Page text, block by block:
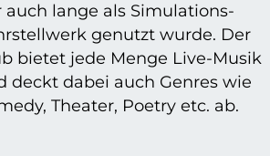
auch lange als Simulations-
genutzt wurde. Der
bietet jede Menge Live-Musik
deckt dabei auch Genres wie
Theater, Poetry etc. ab.